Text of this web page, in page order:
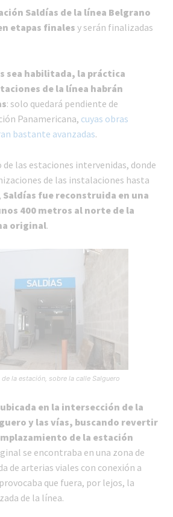
Saldías de la línea Belgrano
etapas finales y serán finalizadas
sea habilitada, la práctica
de la línea habrán
: solo quedará pendiente de
Panamericana, cuyas obras
bastante avanzadas.
las estaciones intervenidas, donde
de las instalaciones hasta
Saldías fue reconstruida en una
400 metros al norte de la
original.
la estación, sobre la calle Salguero
en la intersección de la
y las vías, buscando revertir
de la estación
se encontraba en una zona de
de arterias viales con conexión a
que fuera, por lejos, la
de la línea.